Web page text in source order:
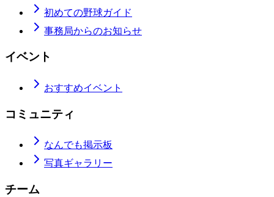
初めての野球ガイド
事務局からのお知らせ
イベント
おすすめイベント
コミュニティ
なんでも掲示板
写真ギャラリー
チーム